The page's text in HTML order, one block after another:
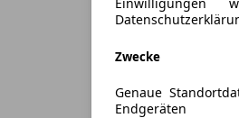
Zwecke
Genaue
Endgeräten